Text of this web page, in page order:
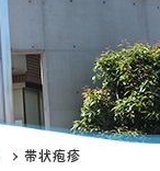
帯状疱疹